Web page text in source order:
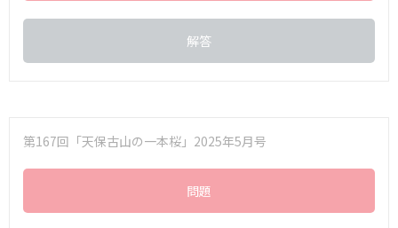
解答
第167回「天保古山の一本桜」2025年5月号
問題